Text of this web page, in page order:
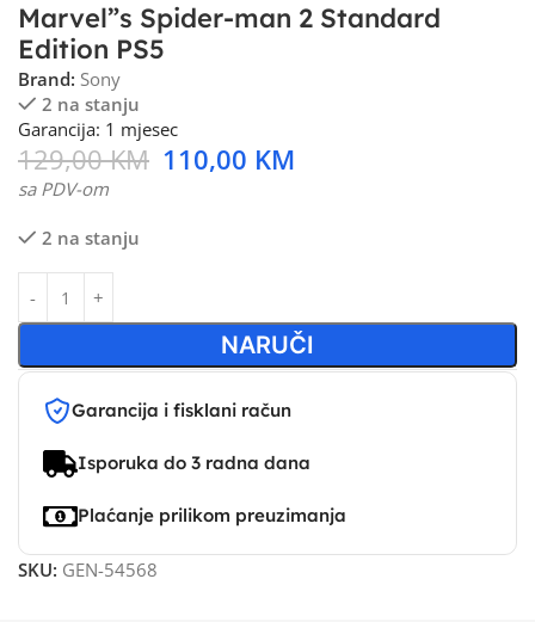
Marvel”s Spider-man 2 Standard
Edition PS5
Brand: Sony
2 na stanju
Garancija: 1 mjesec
129,00KM 110,00 KM
sa PDV-om
2 na stanju
NARUČI
Garancija i fisklani račun
Isporuka do 3 radna dana
Plaćanje prilikom preuzimanja
SKU: GEN-54568